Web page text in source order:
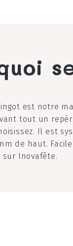
est notre
tout un
Il est
de haut.
sur Inovafête.